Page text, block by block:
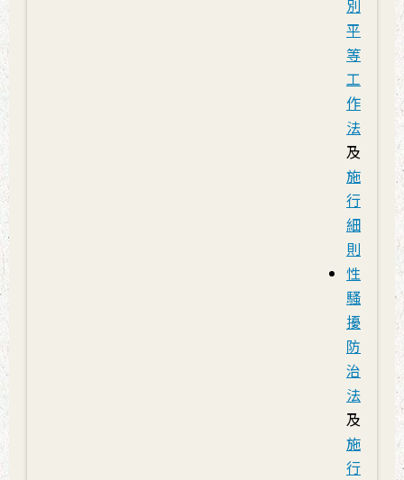
別
平
等
工
作
法
及
施
行
細
則
性
騷
擾
防
治
法
及
施
行